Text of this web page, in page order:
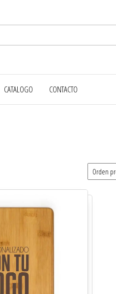
CATALOGO CONTACTO